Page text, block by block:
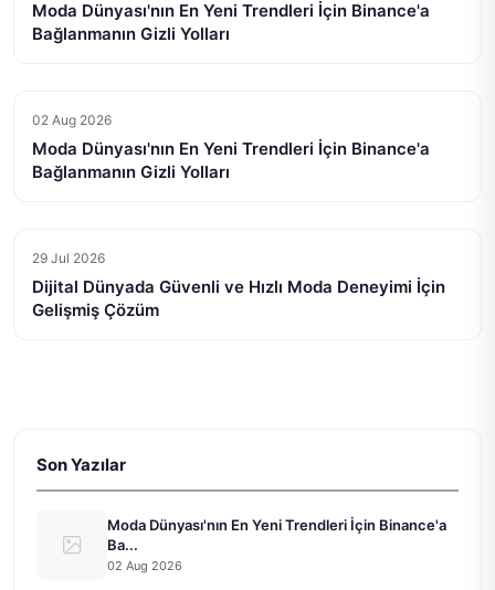
Moda Dünyası'nın En Yeni Trendleri İçin Binance'a
Bağlanmanın Gizli Yolları
02 Aug 2026
Moda Dünyası'nın En Yeni Trendleri İçin Binance'a
Bağlanmanın Gizli Yolları
29 Jul 2026
Dijital Dünyada Güvenli ve Hızlı Moda Deneyimi İçin
Gelişmiş Çözüm
Son Yazılar
Moda Dünyası'nın En Yeni Trendleri İçin Binance'a
Ba...
02 Aug 2026